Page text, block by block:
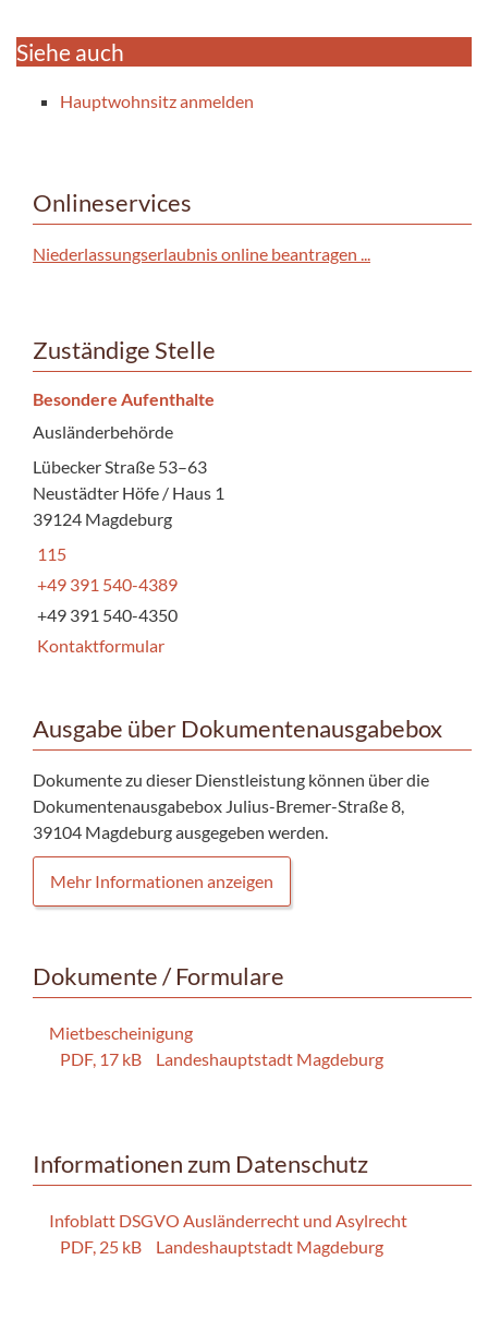
Siehe auch
Hauptwohnsitz anmelden
Onlineservices
Niederlassungserlaubnis online beantragen ...
Zuständige Stelle
Besondere Aufenthalte
Ausländerbehörde
Lübecker Straße 53–63
Neustädter Höfe / Haus 1
39124 Magdeburg
115
+49 391 540-4389
+49 391 540-4350
Kontaktformular
Ausgabe über Dokumentenausgabebox
Dokumente zu dieser Dienstleistung können über die
Dokumentenausgabebox Julius-Bremer-Straße 8,
39104 Magdeburg ausgegeben werden.
Mehr Informationen anzeigen
Dokumente / Formulare
Mietbescheinigung
PDF, 17 kB
Landeshauptstadt Magdeburg
Informationen zum Datenschutz
Infoblatt DSGVO Ausländerrecht und Asylrecht
PDF, 25 kB
Landeshauptstadt Magdeburg